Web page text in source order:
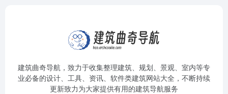
建筑曲奇导航 ，致力于收集整理建筑、规划、景观、室内等专
业必备的设计、工具、资讯、软件类建筑网站大全，不断持续
更新致力为大家提供有用的建筑导航服务